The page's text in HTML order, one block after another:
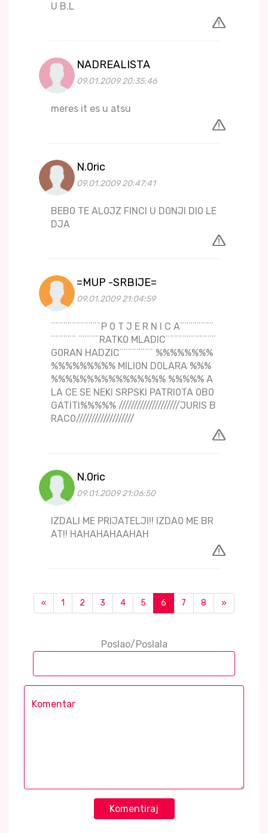
U B.L
NADREALISTA
09.01.2009 20:35:46
meres it es u atsu
N.0ric
09.01.2009 20:47:41
BEB0 TE AL0JZ FINCI U D0NJI DI0 LE
DJA
=MUP -SRBIJE=
09.01.2009 21:04:59
¨¨¨¨¨¨¨¨¨¨¨¨P 0 T J E R N I C A¨¨¨¨¨¨¨¨
¨¨¨¨¨¨ ¨¨¨¨¨RATK0 MLADIC¨¨¨¨¨¨¨¨¨¨¨¨
G0RAN HADZIC¨¨¨¨¨¨¨¨ %%%%%%%%
%%%%%%%%% MILI0N D0LARA %%%
%%%%%%%%%%%%%%%% %%%%% A
LA CE SE NEKI SRPSKI PATRI0TA 0B0
GATITI%%%%% ////////////////////JURIS B
RAC0///////////////////
N.0ric
09.01.2009 21:06:50
IZDALI ME PRIJATELJI!! IZDA0 ME BR
AT!! HAHAHAHAAHAH
« 1 2 3 4 5 6 7 8 »
Poslao/Poslala
Komentiraj